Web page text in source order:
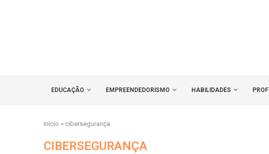
EDUCAÇÃO EMPREENDEDORISMO HABILIDADES
Início » cibersegurança
CIBERSEGURANÇA